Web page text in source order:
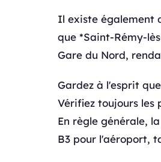
Il existe également
que *Saint-Rémy-
Gare du Nord,
Gardez à l'esprit
Vérifiez toujours les
En règle générale, la
B3 pour l'aéroport,